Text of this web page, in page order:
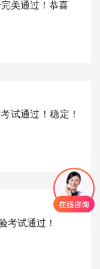
美通过！恭喜
试通过！稳定！
考试通过！